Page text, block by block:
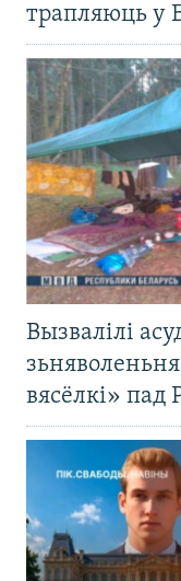
трапляюць у
Вызвалілі
зьняволеньня
вясёлкі» пад